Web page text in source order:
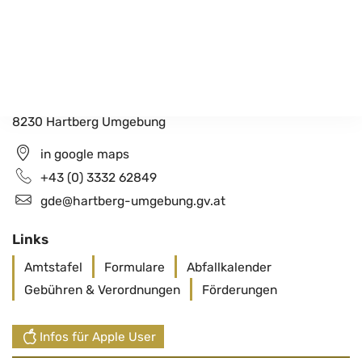
8230 Hartberg Umgebung
in google maps
+43 (0) 3332 62849
gde@hartberg-umgebung.gv.at
Links
Amtstafel Formulare
Abfallkalender
Gebühren & Verordnungen
Förderungen
Infos für Apple User